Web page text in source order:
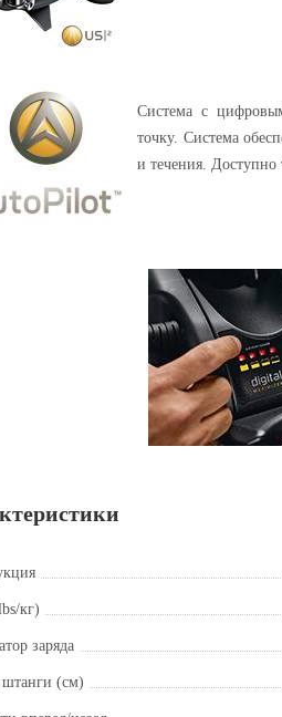
Система с
точку. Система
и течения. Доступно
кг)
заряда
(см)